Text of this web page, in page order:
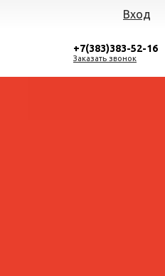
Вход
+7(383)383-52-16
Заказать звонок